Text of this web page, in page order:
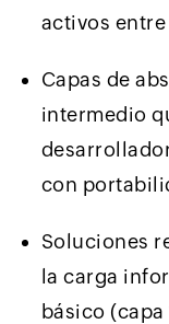
activos
Capas de
intermedio
con
Soluciones
la carga
básico